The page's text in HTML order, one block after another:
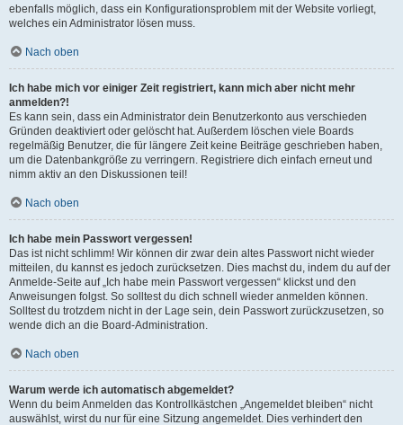
ebenfalls möglich, dass ein Konfigurationsproblem mit der Website vorliegt,
welches ein Administrator lösen muss.
Nach oben
Ich habe mich vor einiger Zeit registriert, kann mich aber nicht mehr
anmelden?!
Es kann sein, dass ein Administrator dein Benutzerkonto aus verschieden
Gründen deaktiviert oder gelöscht hat. Außerdem löschen viele Boards
regelmäßig Benutzer, die für längere Zeit keine Beiträge geschrieben haben,
um die Datenbankgröße zu verringern. Registriere dich einfach erneut und
nimm aktiv an den Diskussionen teil!
Nach oben
Ich habe mein Passwort vergessen!
Das ist nicht schlimm! Wir können dir zwar dein altes Passwort nicht wieder
mitteilen, du kannst es jedoch zurücksetzen. Dies machst du, indem du auf der
Anmelde-Seite auf „Ich habe mein Passwort vergessen“ klickst und den
Anweisungen folgst. So solltest du dich schnell wieder anmelden können.
Solltest du trotzdem nicht in der Lage sein, dein Passwort zurückzusetzen, so
wende dich an die Board-Administration.
Nach oben
Warum werde ich automatisch abgemeldet?
Wenn du beim Anmelden das Kontrollkästchen „Angemeldet bleiben“ nicht
auswählst, wirst du nur für eine Sitzung angemeldet. Dies verhindert den